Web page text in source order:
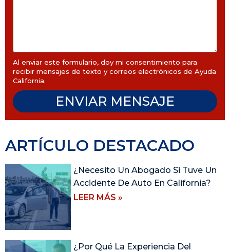
Al enviar este formulario, doy mi consentimiento para
recibir mensajes de texto y correos electrónicos de Ayuda
California.
ENVIAR MENSAJE
ARTÍCULO DESTACADO
¿Necesito Un Abogado Si Tuve Un
Accidente De Auto En California?
LEER MÁS »
¿Por Qué La Experiencia Del